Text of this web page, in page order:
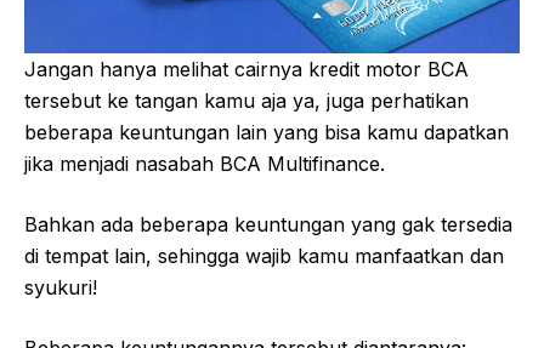
Jangan hanya melihat cairnya kredit motor BCA
tersebut ke tangan kamu aja ya, juga perhatikan
beberapa keuntungan lain yang bisa kamu dapatkan
jika menjadi nasabah BCA Multifinance.
Bahkan ada beberapa keuntungan yang gak tersedia
di tempat lain, sehingga wajib kamu manfaatkan dan
syukuri!